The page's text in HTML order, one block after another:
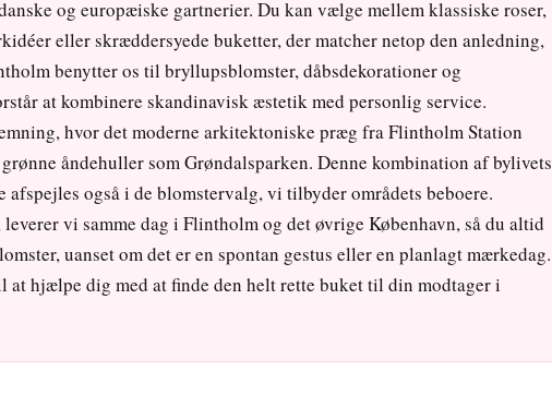
og europæiske gartnerier. Du kan vælge mellem klassiske roser,
eller skræddersyede buketter, der matcher netop den anledning,
benytter os til bryllupsblomster, dåbsdekorationer og
at kombinere skandinavisk æstetik med personlig service.
hvor det moderne arkitektoniske præg fra Flintholm Station
åndehuller som Grøndalsparken. Denne kombination af bylivets
afspejles også i de blomstervalg, vi tilbyder områdets beboere.
vi samme dag i Flintholm og det øvrige København, så du altid
uanset om det er en spontan gestus eller en planlagt mærkedag.
at hjælpe dig med at finde den helt rette buket til din modtager i